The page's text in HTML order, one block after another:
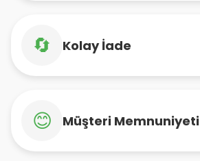
🔄 Kolay İade
😊 Müşteri Memnuniyeti